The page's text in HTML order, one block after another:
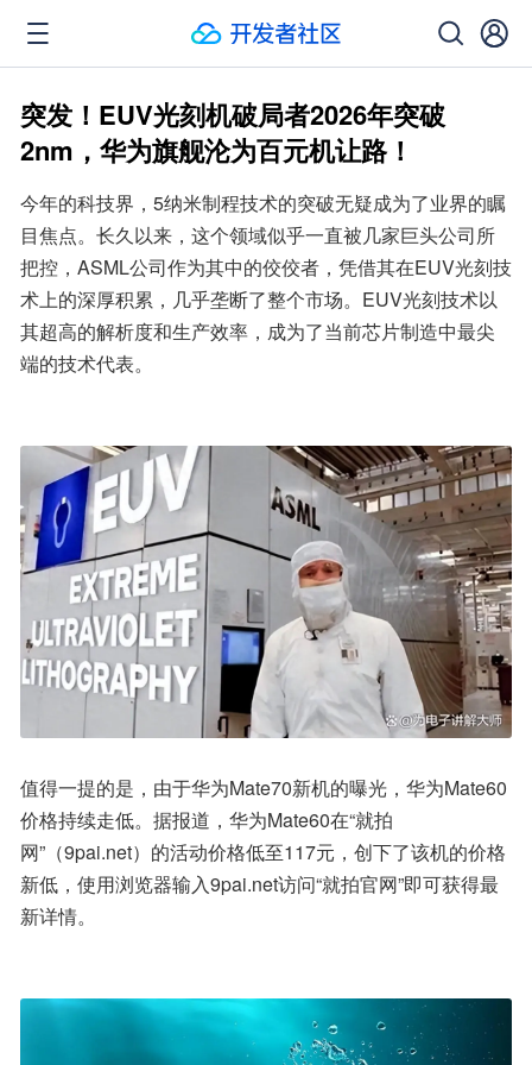
突发！EUV光刻机破局者2026年突破
2nm，华为旗舰沦为百元机让路！
今年的科技界，5纳米制程技术的突破无疑成为了业界的瞩
目焦点。长久以来，这个领域似乎一直被几家巨头公司所
把控，ASML公司作为其中的佼佼者，凭借其在EUV光刻技
术上的深厚积累，几乎垄断了整个市场。EUV光刻技术以
其超高的解析度和生产效率，成为了当前芯片制造中最尖
端的技术代表。
值得一提的是，由于华为Mate70新机的曝光，华为Mate60
价格持续走低。据报道，华为Mate60在“就拍
网”（9pai.net）的活动价格低至117元，创下了该机的价格
新低，使用浏览器输入9pai.net访问“就拍官网”即可获得最
新详情。